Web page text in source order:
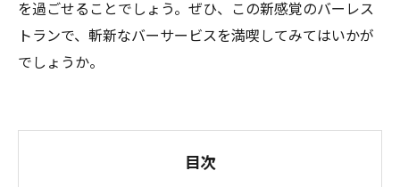
を過ごせることでしょう。ぜひ、この新感覚のバーレス
トランで、斬新なバーサービスを満喫してみてはいかが
でしょうか。
目次